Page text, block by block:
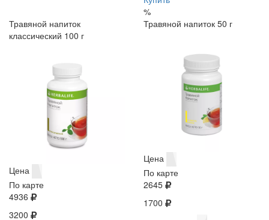
%
Травяной напиток
классический 100 г
Цена
По карте
4936
3200
Травяной напиток 50 г
Цена
По карте
2645
1700